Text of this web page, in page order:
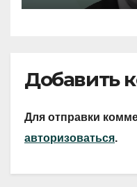
Добавить
Для отправки
авторизоваться.